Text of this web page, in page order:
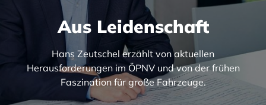
Aus Leidenschaft
Hans Zeutschel erzählt von aktuellen
Herausforderungen im ÖPNV und von der frühen
Faszination für große Fahrzeuge.